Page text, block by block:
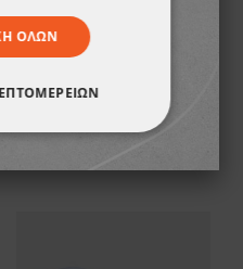
3,81 €
ΌΛΩΝ